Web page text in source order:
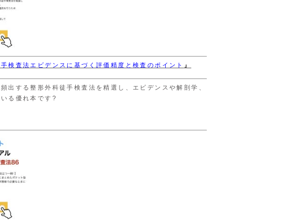
検査法エビデンスに基づく評価精度と検査のポイント 』
出する整形外科徒手検査法を精選し、エビデンスや解剖学、
る優れ本です?